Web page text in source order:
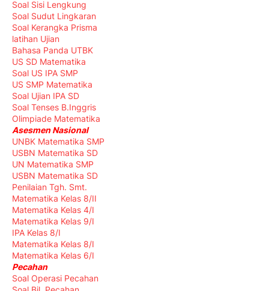
Soal Sisi Lengkung
Soal Sudut Lingkaran
Soal Kerangka Prisma
latihan Ujian
Bahasa Panda UTBK
US SD Matematika
Soal US IPA SMP
US SMP Matematika
Soal Ujian IPA SD
Soal Tenses B.Inggris
Olimpiade Matematika
Asesmen Nasional
UNBK Matematika SMP
USBN Matematika SD
UN Matematika SMP
USBN Matematika SD
Penilaian Tgh. Smt.
Matematika Kelas 8/II
Matematika Kelas 4/I
Matematika Kelas 9/I
IPA Kelas 8/I
Matematika Kelas 8/I
Matematika Kelas 6/I
Pecahan
Soal Operasi Pecahan